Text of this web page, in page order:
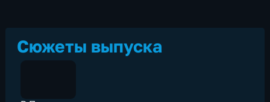
Сюжеты выпуска